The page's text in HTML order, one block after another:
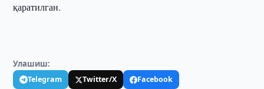
қаратилган.
Улашиш:
Telegram Twitter/X
Facebook